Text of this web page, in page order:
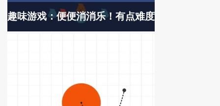
趣味游戏：便便消消乐！有点难度